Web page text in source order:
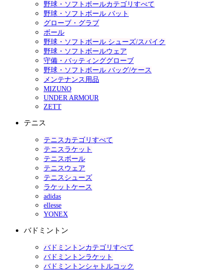
野球・ソフトボールカテゴリすべて
野球・ソフトボール バット
グローブ・グラブ
ボール
野球・ソフトボール シューズ/スパイク
野球・ソフトボールウェア
守備・バッティンググローブ
野球・ソフトボール バッグ/ケース
メンテナンス用品
MIZUNO
UNDER ARMOUR
ZETT
テニス
テニスカテゴリすべて
テニスラケット
テニスボール
テニスウェア
テニスシューズ
ラケットケース
adidas
ellesse
YONEX
バドミントン
バドミントンカテゴリすべて
バドミントンラケット
バドミントンシャトルコック